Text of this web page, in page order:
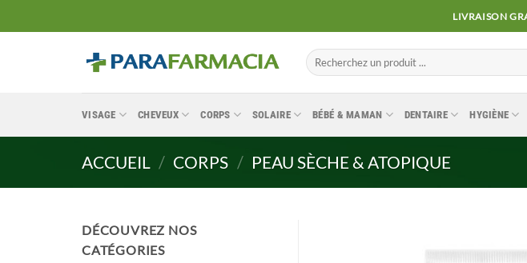
au
LIVRAISON
Recherche
pour :
VISAGE CHEVEUX CORPS SOLAIRE BÉBÉ & MAMAN DENTAIRE HYGIÈNE
ACCUEIL / CORPS / PEAU SÈCHE & ATOPIQUE
DÉCOUVREZ NOS
CATÉGORIES